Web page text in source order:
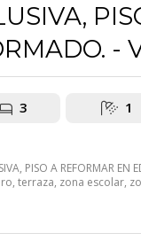
-
3 1
PISO A
terraza, zona escolar,